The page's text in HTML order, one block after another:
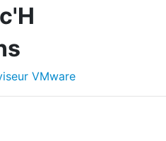
VMware